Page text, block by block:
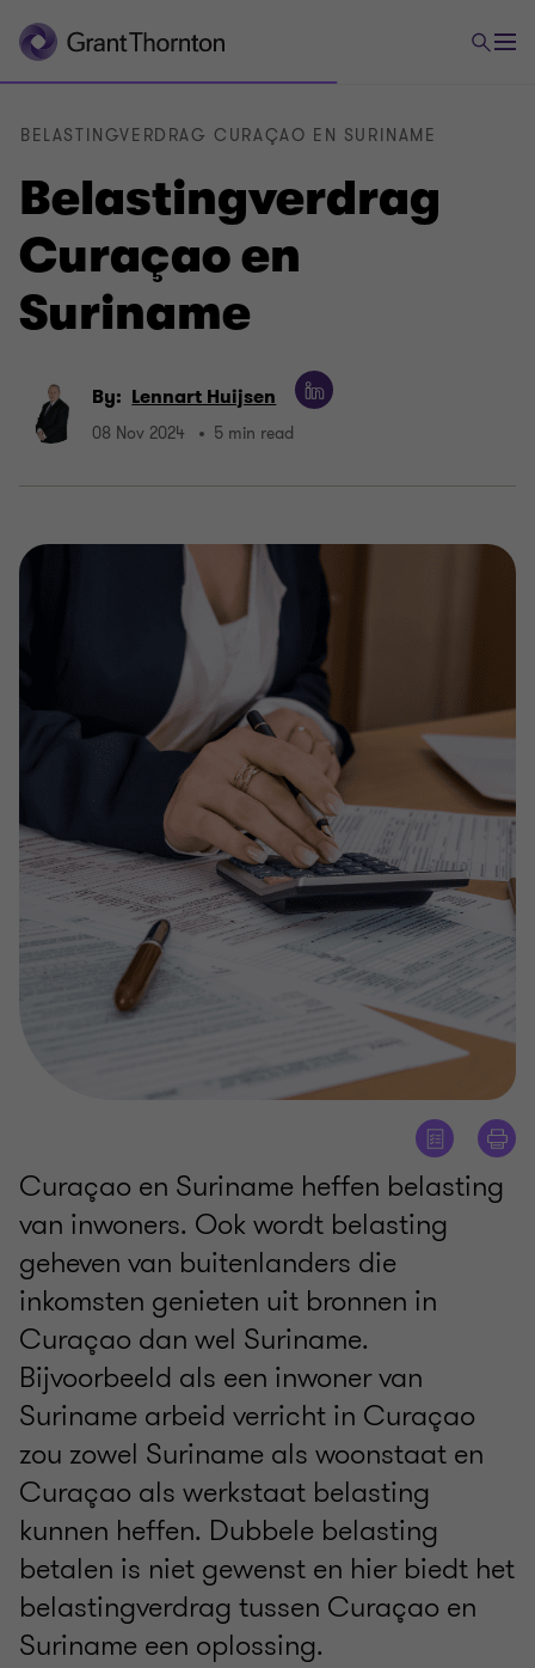
Belastingverdrag
Curaçao en
Suriname
BELASTINGVERDRAG CURAÇAO EN SURINAME
By: Lennart Huijsen
08 Nov 2024 5 min read
Curaçao en Suriname heffen belasting
van inwoners. Ook wordt belasting
geheven van buitenlanders die
inkomsten genieten uit bronnen in
Curaçao dan wel Suriname.
Bijvoorbeeld als een inwoner van
Suriname arbeid verricht in Curaçao
zou zowel Suriname als woonstaat en
Curaçao als werkstaat belasting
kunnen heffen. Dubbele belasting
betalen is niet gewenst en hier biedt het
belastingverdrag tussen Curaçao en
Suriname een oplossing.